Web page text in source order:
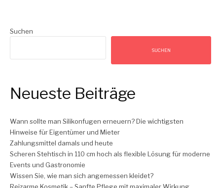
Suchen
SUCHEN
Neueste Beiträge
Wann sollte man Silikonfugen erneuern? Die wichtigsten
Hinweise für Eigentümer und Mieter
Zahlungsmittel damals und heute
Scheren Stehtisch in 110 cm hoch als flexible Lösung für moderne
Events und Gastronomie
Wissen Sie, wie man sich angemessen kleidet?